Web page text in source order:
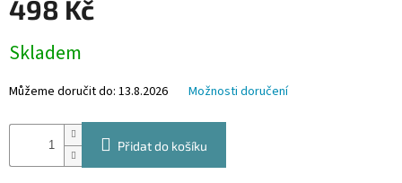
498 Kč
cena:
Skladem
Můžeme doručit do: 13.8.2026 Možnosti doručení
Přidat do košíku